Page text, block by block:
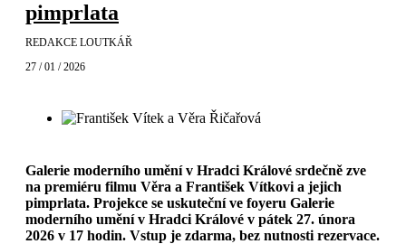
pimprlata
REDAKCE LOUTKÁŘ
27 / 01 / 2026
Galerie moderního umění v Hradci Králové srdečně zve
na premiéru filmu Věra a František Vítkovi a jejich
pimprlata. Projekce se uskuteční ve foyeru Galerie
moderního umění v Hradci Králové v pátek 27. února
2026 v 17 hodin. Vstup je zdarma, bez nutnosti rezervace.